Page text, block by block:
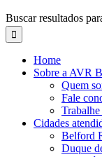
Buscar resultados
Home
Sobre a AVR
Quem
Fale
Cidades
Belford
Duque